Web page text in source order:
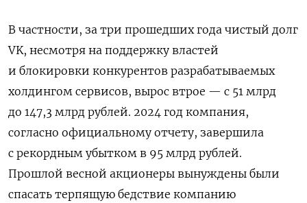
В частности, за три прошедших года чистый долг
VK, несмотря на поддержку властей
и блокировки конкурентов разрабатываемых
холдингом сервисов, вырос втрое — с 51 млрд
до 147,3 млрд рублей. 2024 год компания,
согласно официальному отчету, завершила
с рекордным убытком в 95 млрд рублей.
Прошлой весной акционеры вынуждены были
спасать терпящую бедствие компанию